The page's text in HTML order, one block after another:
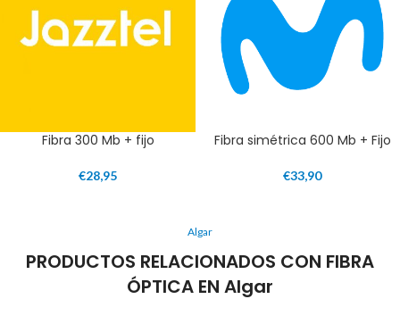
Fibra 300 Mb + fijo
€28,95
Fibra simétrica 600 Mb + Fijo
€33,90
Algar
PRODUCTOS RELACIONADOS CON FIBRA
ÓPTICA EN Algar